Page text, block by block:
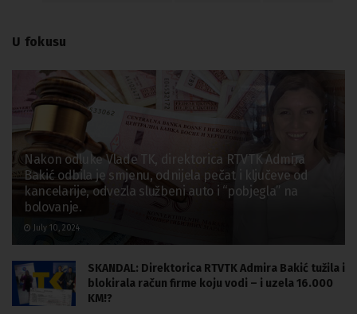
U fokusu
Nakon odluke Vlade TK, direktorica RTVTK Admira
Bakić odbila je smjenu, odnijela pečat i ključeve od
kancelarije, odvezla službeni auto i “pobjegla” na
bolovanje.
July 10, 2024
SKANDAL: Direktorica RTVTK Admira Bakić tužila i
blokirala račun firme koju vodi – i uzela 16.000
KM!?